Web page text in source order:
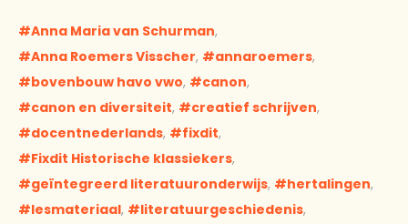
Anna Maria van Schurman,
Anna Roemers Visscher, annaroemers,
bovenbouw havo vwo, canon,
canon en diversiteit, creatief schrijven,
docentnederlands, fixdit,
Fixdit Historische klassiekers,
geïntegreerd literatuuronderwijs, hertalingen,
lesmateriaal, literatuurgeschiedenis,